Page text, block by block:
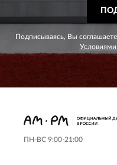
Подписываясь, Вы
Условиями
ПН-ВС 9:00-21:00